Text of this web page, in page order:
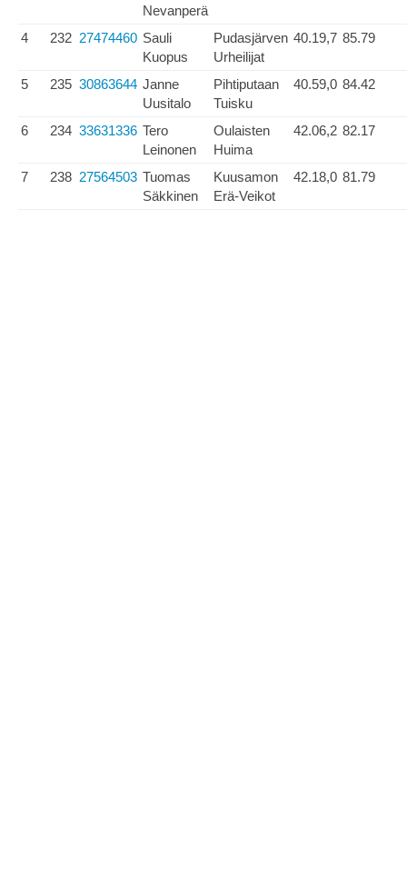
Nevanperä
4 232 27474460 Sauli
Kuopus
Pudasjärven
Urheilijat
40.19,7 85.79
5 235 30863644 Janne
Uusitalo
Pihtiputaan
Tuisku
40.59,0 84.42
6 234 33631336 Tero
Leinonen
Oulaisten
Huima
42.06,2 82.17
7 238 27564503 Tuomas
Säkkinen
Kuusamon
Erä-Veikot
42.18,0 81.79